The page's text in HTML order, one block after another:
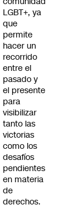
LGBT+, ya
que
permite
hacer un
recorrido
entre el
pasado y
el presente
para
visibilizar
tanto las
victorias
como los
desafíos
pendientes
en materia
de
derechos.